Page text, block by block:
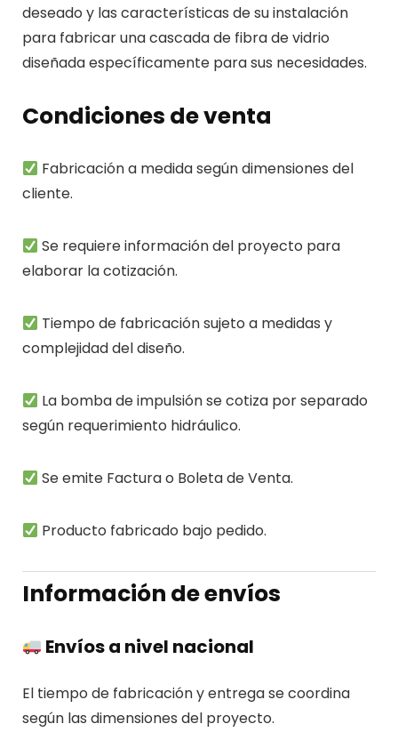
deseado y las características de su instalación
para fabricar una cascada de fibra de vidrio
diseñada específicamente para sus necesidades.
Condiciones de venta
Fabricación a medida según dimensiones del
cliente.
Se requiere información del proyecto para
elaborar la cotización.
Tiempo de fabricación sujeto a medidas y
complejidad del diseño.
La bomba de impulsión se cotiza por separado
según requerimiento hidráulico.
Se emite Factura o Boleta de Venta.
Producto fabricado bajo pedido.
Información de envíos
Envíos a nivel nacional
El tiempo de fabricación y entrega se coordina
según las dimensiones del proyecto.